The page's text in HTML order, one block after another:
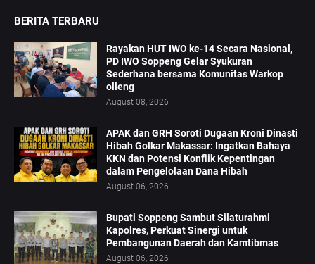
BERITA TERBARU
Rayakan HUT IWO ke-14 Secara Nasional,
PD IWO Soppeng Gelar Syukuran
Sederhana bersama Komunitas Warkop
olleng
August 08, 2026
APAK dan GRH Soroti Dugaan Kroni Dinasti
Hibah Golkar Makassar: Ingatkan Bahaya
KKN dan Potensi Konflik Kepentingan
dalam Pengelolaan Dana Hibah
August 06, 2026
Bupati Soppeng Sambut Silaturahmi
Kapolres, Perkuat Sinergi untuk
Pembangunan Daerah dan Kamtibmas
August 06, 2026